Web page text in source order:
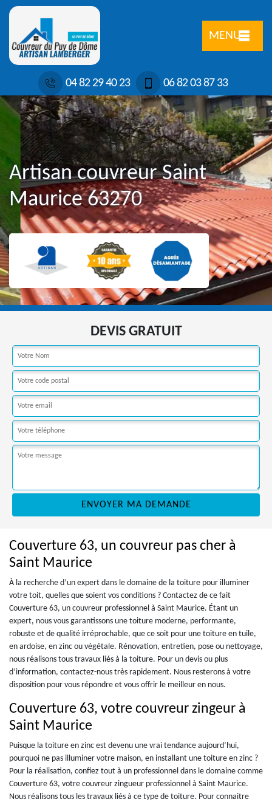
MENU
04 82 29 40 23 06 82 03 87 33
Artisan couvreur Saint
Maurice 63270
DEVIS GRATUIT
Couverture 63, un couvreur pas cher à
Saint Maurice
À la recherche d’un expert dans le domaine de la toiture pour illuminer
votre toit, quelles que soient vos conditions ? Contactez de ce fait
Couverture 63, un couvreur professionnel à Saint Maurice. Étant un
expert, nous vous garantissons une toiture moderne, performante,
robuste et de qualité irréprochable, que ce soit pour une toiture en tuile,
en ardoise, en zinc ou végétale. Rénovation, entretien, pose ou nettoyage,
nous réalisons tous travaux liés à la toiture. Pour un devis ou plus
d’information, contactez-nous très rapidement. Nous resterons à votre
disposition pour vous répondre et vous offrir le meilleur en nous.
Couverture 63, votre couvreur zingeur à
Saint Maurice
Puisque la toiture en zinc est devenu une vrai tendance aujourd’hui,
pourquoi ne pas illuminer votre maison, en installant une toiture en zinc ?
Pour la réalisation, confiez tout à un professionnel dans le domaine comme
Couverture 63, votre couvreur zingueur professionnel à Saint Maurice.
Nous réalisons tous les travaux liés à ce type de toiture. Pour connaitre